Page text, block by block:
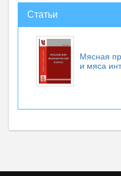
Статьи
Мясная
и мяса